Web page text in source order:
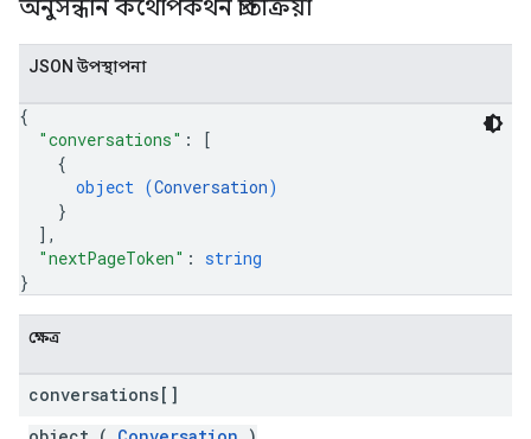
অনুসন্ধান কথোপকথন প্রতিক্রিয়া
JSON উপস্থাপনা
{
"conversations" :
[
{
object (Conversation)
}
] ,
"nextPageToken" : string
}
ক্ষেত্র
conversations[]